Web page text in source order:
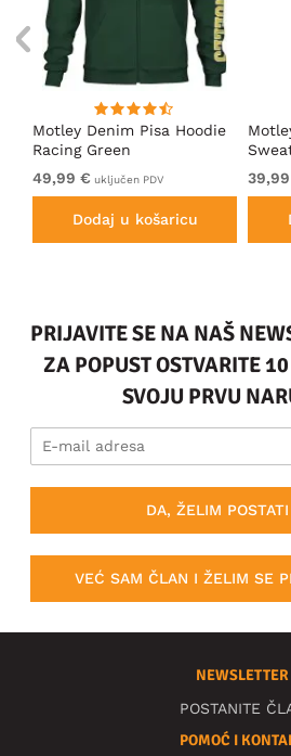
Motley Denim Pisa Hoodie
Racing Green
49,99 € uključen PDV
Dodaj u košaricu
PRIJAVITE SE NA NAŠ
ZA POPUST OSTVARITE
SVOJU PRVU
DA, ŽELIM
VEĆ SAM ČLAN I ŽELIM SE
NEWSLETTER
POSTANITE
POMOĆ I